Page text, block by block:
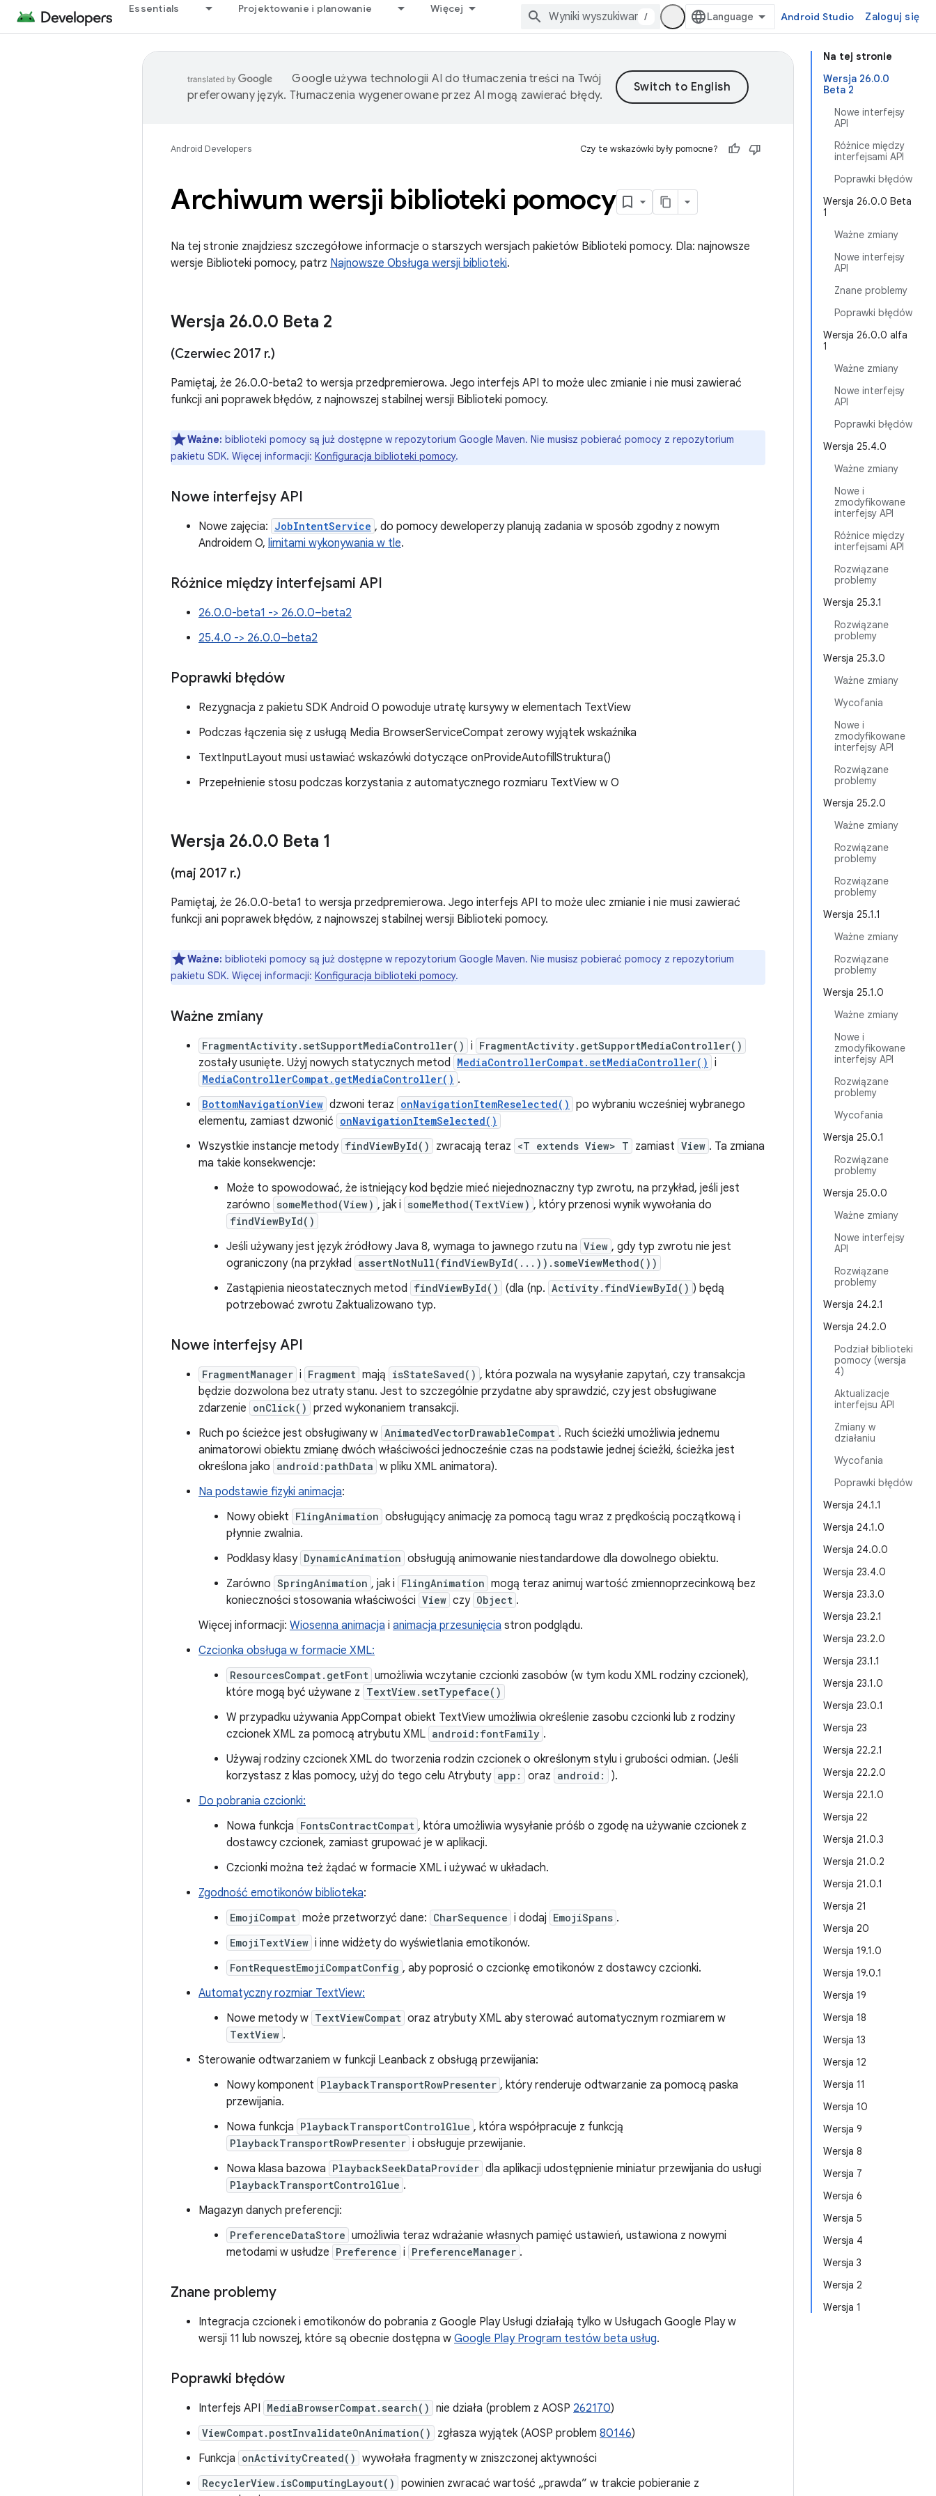
Essentials Projektowanie i planowanie Więcej
/ Android Studio Zaloguj się
Na tej stronie
Wersja 26.0.0
Beta 2
Nowe interfejsy
API
Różnice między
interfejsami API
Poprawki błędów
Wersja 26.0.0 Beta
1
Ważne zmiany
Nowe interfejsy
API
Znane problemy
Poprawki błędów
Wersja 26.0.0 alfa
1
Ważne zmiany
Nowe interfejsy
API
Poprawki błędów
Wersja 25.4.0
Ważne zmiany
Nowe i
zmodyfikowane
interfejsy API
Różnice między
interfejsami API
Rozwiązane
problemy
Wersja 25.3.1
Rozwiązane
problemy
Wersja 25.3.0
Ważne zmiany
Wycofania
Nowe i
zmodyfikowane
interfejsy API
Rozwiązane
problemy
Wersja 25.2.0
Ważne zmiany
Rozwiązane
problemy
Rozwiązane
problemy
Wersja 25.1.1
Ważne zmiany
Rozwiązane
problemy
Wersja 25.1.0
Ważne zmiany
Nowe i
zmodyfikowane
interfejsy API
Rozwiązane
problemy
Wycofania
Wersja 25.0.1
Rozwiązane
problemy
Wersja 25.0.0
Ważne zmiany
Nowe interfejsy
API
Rozwiązane
problemy
Wersja 24.2.1
Wersja 24.2.0
Podział biblioteki
pomocy (wersja
4)
Aktualizacje
interfejsu API
Zmiany w
działaniu
Wycofania
Poprawki błędów
Wersja 24.1.1
Wersja 24.1.0
Wersja 24.0.0
Wersja 23.4.0
Wersja 23.3.0
Wersja 23.2.1
Wersja 23.2.0
Wersja 23.1.1
Wersja 23.1.0
Wersja 23.0.1
Wersja 23
Wersja 22.2.1
Wersja 22.2.0
Wersja 22.1.0
Wersja 22
Wersja 21.0.3
Wersja 21.0.2
Wersja 21.0.1
Wersja 21
Wersja 20
Wersja 19.1.0
Wersja 19.0.1
Wersja 19
Wersja 18
Wersja 13
Wersja 12
Wersja 11
Wersja 10
Wersja 9
Wersja 8
Wersja 7
Wersja 6
Wersja 5
Wersja 4
Wersja 3
Wersja 2
Wersja 1
Google używa technologii AI do tłumaczenia treści na Twój
preferowany język. Tłumaczenia wygenerowane przez AI mogą zawierać błędy.
Android Developers Czy te wskazówki były pomocne?
Archiwum wersji biblioteki pomocy
Na tej stronie znajdziesz szczegółowe informacje o starszych wersjach pakietów Biblioteki pomocy. Dla: najnowsze
wersje Biblioteki pomocy, patrz Najnowsze Obsługa wersji biblioteki.
Wersja 26.0.0 Beta 2
(Czerwiec 2017 r.)
Pamiętaj, że 26.0.0-beta2 to wersja przedpremierowa. Jego interfejs API to może ulec zmianie i nie musi zawierać
funkcji ani poprawek błędów, z najnowszej stabilnej wersji Biblioteki pomocy.
Ważne: biblioteki pomocy są już dostępne w repozytorium Google Maven. Nie musisz pobierać pomocy z repozytorium
pakietu SDK. Więcej informacji: Konfiguracja biblioteki pomocy.
Nowe interfejsy API
Nowe zajęcia: JobIntentService , do pomocy deweloperzy planują zadania w sposób zgodny z nowym
Androidem O, limitami wykonywania w tle.
Różnice między interfejsami API
26.0.0-beta1 -> 26.0.0–beta2
25.4.0 -> 26.0.0–beta2
Poprawki błędów
Rezygnacja z pakietu SDK Android O powoduje utratę kursywy w elementach TextView
Podczas łączenia się z usługą Media BrowserServiceCompat zerowy wyjątek wskaźnika
TextInputLayout musi ustawiać wskazówki dotyczące onProvideAutofillStruktura()
Przepełnienie stosu podczas korzystania z automatycznego rozmiaru TextView w O
Wersja 26.0.0 Beta 1
(maj 2017 r.)
Pamiętaj, że 26.0.0-beta1 to wersja przedpremierowa. Jego interfejs API to może ulec zmianie i nie musi zawierać
funkcji ani poprawek błędów, z najnowszej stabilnej wersji Biblioteki pomocy.
Ważne: biblioteki pomocy są już dostępne w repozytorium Google Maven. Nie musisz pobierać pomocy z repozytorium
pakietu SDK. Więcej informacji: Konfiguracja biblioteki pomocy.
Ważne zmiany
FragmentActivity.setSupportMediaController() i FragmentActivity.getSupportMediaController()
zostały usunięte. Użyj nowych statycznych metod MediaControllerCompat.setMediaController() i
MediaControllerCompat.getMediaController() .
BottomNavigationView dzwoni teraz onNavigationItemReselected() po wybraniu wcześniej wybranego
elementu, zamiast dzwonić onNavigationItemSelected()
Wszystkie instancje metody findViewById() zwracają teraz <T extends View> T zamiast View . Ta zmiana
ma takie konsekwencje:
Może to spowodować, że istniejący kod będzie mieć niejednoznaczny typ zwrotu, na przykład, jeśli jest
zarówno someMethod(View) , jak i someMethod(TextView) , który przenosi wynik wywołania do
findViewById()
Jeśli używany jest język źródłowy Java 8, wymaga to jawnego rzutu na View , gdy typ zwrotu nie jest
ograniczony (na przykład assertNotNull(findViewById(...)).someViewMethod())
Zastąpienia nieostatecznych metod findViewById() (dla (np. Activity.findViewById() ) będą
potrzebować zwrotu Zaktualizowano typ.
Nowe interfejsy API
FragmentManager i Fragment mają isStateSaved() , która pozwala na wysyłanie zapytań, czy transakcja
będzie dozwolona bez utraty stanu. Jest to szczególnie przydatne aby sprawdzić, czy jest obsługiwane
zdarzenie onClick() przed wykonaniem transakcji.
Ruch po ścieżce jest obsługiwany w AnimatedVectorDrawableCompat . Ruch ścieżki umożliwia jednemu
animatorowi obiektu zmianę dwóch właściwości jednocześnie czas na podstawie jednej ścieżki, ścieżka jest
określona jako android:pathData w pliku XML animatora).
Na podstawie fizyki animacja:
Nowy obiekt FlingAnimation obsługujący animację za pomocą tagu wraz z prędkością początkową i
płynnie zwalnia.
Podklasy klasy DynamicAnimation obsługują animowanie niestandardowe dla dowolnego obiektu.
Zarówno SpringAnimation , jak i FlingAnimation mogą teraz animuj wartość zmiennoprzecinkową bez
konieczności stosowania właściwości View czy Object .
Więcej informacji: Wiosenna animacja i animacja przesunięcia stron podglądu.
Czcionka obsługa w formacie XML:
ResourcesCompat.getFont umożliwia wczytanie czcionki zasobów (w tym kodu XML rodziny czcionek),
które mogą być używane z TextView.setTypeface()
W przypadku używania AppCompat obiekt TextView umożliwia określenie zasobu czcionki lub z rodziny
czcionek XML za pomocą atrybutu XML android:fontFamily .
Używaj rodziny czcionek XML do tworzenia rodzin czcionek o określonym stylu i grubości odmian. (Jeśli
korzystasz z klas pomocy, użyj do tego celu Atrybuty app: oraz android:
).
Do pobrania czcionki:
Nowa funkcja FontsContractCompat , która umożliwia wysyłanie próśb o zgodę na używanie czcionek z
dostawcy czcionek, zamiast grupować je w aplikacji.
Czcionki można też żądać w formacie XML i używać w układach.
Zgodność emotikonów biblioteka:
EmojiCompat może przetworzyć dane: CharSequence i dodaj EmojiSpans .
EmojiTextView i inne widżety do wyświetlania emotikonów.
FontRequestEmojiCompatConfig , aby poprosić o czcionkę emotikonów z dostawcy czcionki.
Automatyczny rozmiar TextView:
Nowe metody w TextViewCompat oraz atrybuty XML aby sterować automatycznym rozmiarem w
TextView .
Sterowanie odtwarzaniem w funkcji Leanback z obsługą przewijania:
Nowy komponent PlaybackTransportRowPresenter , który renderuje odtwarzanie za pomocą paska
przewijania.
Nowa funkcja PlaybackTransportControlGlue , która współpracuje z funkcją
PlaybackTransportRowPresenter i obsługuje przewijanie.
Nowa klasa bazowa PlaybackSeekDataProvider dla aplikacji udostępnienie miniatur przewijania do usługi
PlaybackTransportControlGlue .
Magazyn danych preferencji:
PreferenceDataStore umożliwia teraz wdrażanie własnych pamięć ustawień, ustawiona z nowymi
metodami w usłudze Preference i PreferenceManager .
Znane problemy
Integracja czcionek i emotikonów do pobrania z Google Play Usługi działają tylko w Usługach Google Play w
wersji 11 lub nowszej, które są obecnie dostępna w Google Play Program testów beta usług.
Poprawki błędów
Interfejs API MediaBrowserCompat.search() nie działa (problem z AOSP 262170)
ViewCompat.postInvalidateOnAnimation() zgłasza wyjątek (AOSP problem 80146)
Funkcja onActivityCreated() wywołała fragmenty w zniszczonej aktywności
RecyclerView.isComputingLayout() powinien zwracać wartość „prawda” w trakcie pobieranie z